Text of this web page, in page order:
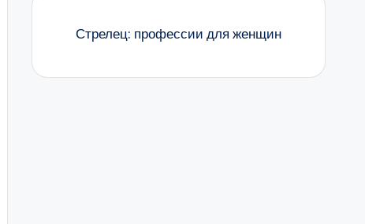
Стрелец: профессии для женщин